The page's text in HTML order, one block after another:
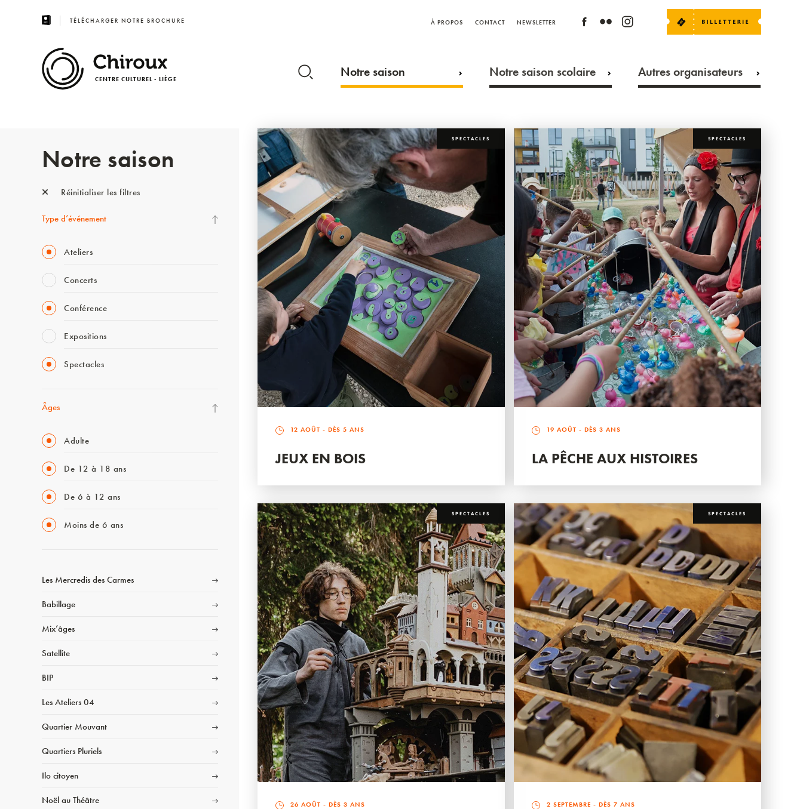
TÉLÉCHARGER NOTRE BROCHURE À PROPOS CONTACT NEWSLETTER
CENTRE CULTUREL - LIÈGE Notre saison Notre saison scolaire Autres organisateurs
Notre saison
Réinitialiser les filtres
Type d’événement
Ateliers
Concerts
Conférence
Expositions
Spectacles
Âges
Adulte
De 12 à 18 ans
De 6 à 12 ans
Moins de 6 ans
Les Mercredis des Carmes
Babillage
Mix’âges
Satellite
BIP
Les Ateliers 04
Quartier Mouvant
Quartiers Pluriels
Ilo citoyen
Noël au Théâtre
SPECTACLES
12 AOÛT - DÈS 5 ANS
JEUX EN BOIS
SPECTACLES
19 AOÛT - DÈS 3 ANS
LA PÊCHE AUX HISTOIRES
SPECTACLES
26 AOÛT - DÈS 3 ANS
SPECTACLES
2 SEPTEMBRE - DÈS 7 ANS